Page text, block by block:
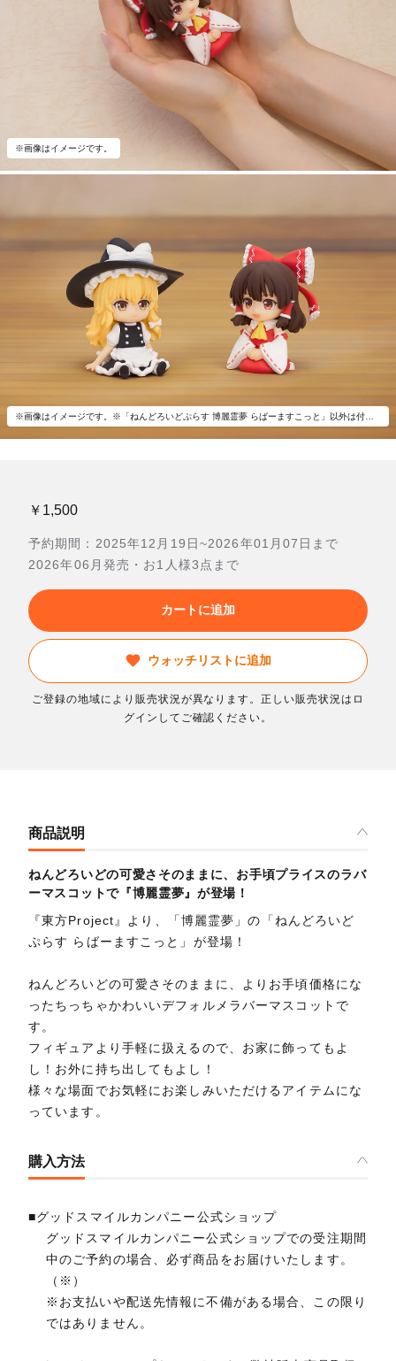
※画像はイメージです。
￥1,500
予約期間：2025年12月19日~2026年01月07日まで
2026年06月発売・お1人様3点まで
カートに追加
ウォッチリストに追加
ご登録の地域により販売状況が異なります。正しい販売状況はロ
グインしてご確認ください。
商品説明
ねんどろいどの可愛さそのままに、お手頃プライスのラバ
ーマスコットで『博麗霊夢』が登場！
『東方Project』より、「博麗霊夢」の「ねんどろいど
ぷらす らばーますこっと」が登場！
ねんどろいどの可愛さそのままに、よりお手頃価格にな
ったちっちゃかわいいデフォルメラバーマスコットで
す。
フィギュアより手軽に扱えるので、お家に飾ってもよ
し！お外に持ち出してもよし！
様々な場面でお気軽にお楽しみいただけるアイテムにな
っています。
購入方法
■グッドスマイルカンパニー公式ショップ
グッドスマイルカンパニー公式ショップでの受注期間
中のご予約の場合、必ず商品をお届けいたします。
（※）
※お支払いや配送先情報に不備がある場合、この限り
ではありません。